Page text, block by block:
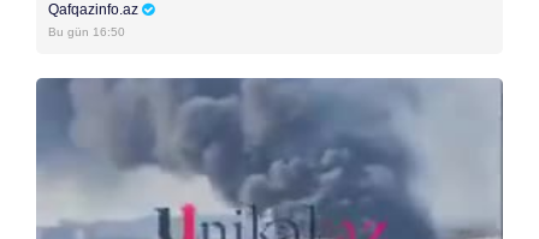
Qafqazinfo.az
Bu gün 16:50